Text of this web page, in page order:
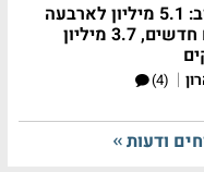
בורוכוב: 5.1 מיליון לארבעה
חדרים חדשים, 3.7 מיליון
|
(4)
ודעות